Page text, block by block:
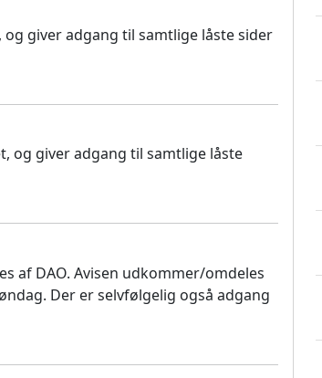
giver adgang til samtlige låste sider
og giver adgang til samtlige låste
af DAO. Avisen udkommer/omdeles
Der er selvfølgelig også adgang